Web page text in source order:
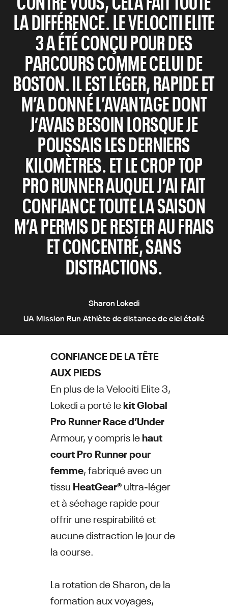
LA DIFFÉRENCE. LE VELOCITI ELITE
3 A ÉTÉ CONÇU POUR DES
PARCOURS COMME CELUI DE
BOSTON. IL EST LÉGER, RAPIDE ET
M’A DONNÉ L’AVANTAGE DONT
J’AVAIS BESOIN LORSQUE JE
POUSSAIS LES DERNIERS
KILOMÈTRES. ET LE CROP TOP
PRO RUNNER AUQUEL J’AI FAIT
CONFIANCE TOUTE LA SAISON
M’A PERMIS DE RESTER AU FRAIS
ET CONCENTRÉ, SANS
DISTRACTIONS.
Sharon Lokedi
UA Mission Run Athlète de distance de ciel étoilé
CONFIANCE DE LA TÊTE
AUX PIEDS
En plus de la Velociti Elite 3,
Lokedi a porté lekit Global
Pro Runner Race d’Under
Armour, y compris lehaut
court Pro Runner pour
femme, fabriqué avec un
tissu HeatGear®ultra-léger
et à séchage rapide pour
offrir une respirabilité et
aucune distraction le jour de
la course.
La rotation de Sharon, de la
formation aux voyages,